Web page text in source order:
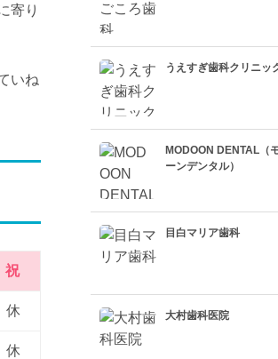
寄り
いね
祝
休
休
うえすぎ歯科クリニッ
MODOON DENTAL（
ーンデンタル）
目白マリア歯科
大村歯科医院